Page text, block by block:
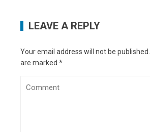
LEAVE A REPLY
Your email address will not be published.
are marked *